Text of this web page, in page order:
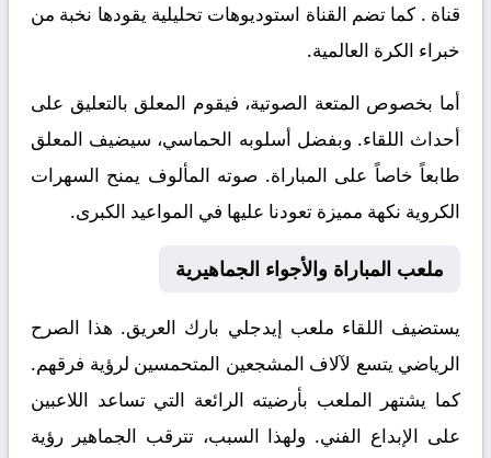
قناة . كما تضم القناة استوديوهات تحليلية يقودها نخبة من
خبراء الكرة العالمية.
أما بخصوص المتعة الصوتية، فيقوم المعلق بالتعليق على
أحداث اللقاء. وبفضل أسلوبه الحماسي، سيضيف المعلق
طابعاً خاصاً على المباراة. صوته المألوف يمنح السهرات
الكروية نكهة مميزة تعودنا عليها في المواعيد الكبرى.
ملعب المباراة والأجواء الجماهيرية
يستضيف اللقاء ملعب إيدجلي بارك العريق. هذا الصرح
الرياضي يتسع لآلاف المشجعين المتحمسين لرؤية فرقهم.
كما يشتهر الملعب بأرضيته الرائعة التي تساعد اللاعبين
على الإبداع الفني. ولهذا السبب، تترقب الجماهير رؤية